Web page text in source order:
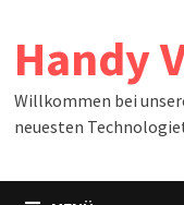
Inhalt
springen
Handy
Willkommen bei
neuesten